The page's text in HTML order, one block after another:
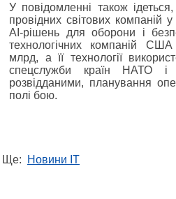
У повідомленні також
провідних світових компаній
AI-рішень для оборони і
технологічних компаній США
млрд, а її технології
спецслужби країн НАТО
розвідданими, планування
полі бою.
Ще: Новини IT